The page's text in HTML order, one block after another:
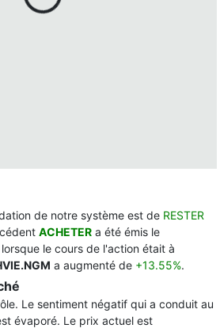
de notre système est de RESTER
ACHETER a été émis le
le cours de l'action était à
a augmenté de +13.55%.
Le sentiment négatif qui a conduit au
évaporé. Le prix actuel est